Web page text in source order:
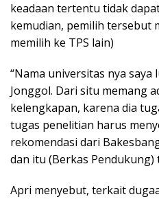
keadaan tertentu tidak
kemudian, pemilih tersebut
memilih ke TPS lain)
“Nama universitas nya
Jonggol. Dari situ memang
kelengkapan, karena dia
tugas penelitian harus
rekomendasi dari
dan itu (Berkas Pendukung)
Apri menyebut, terkait